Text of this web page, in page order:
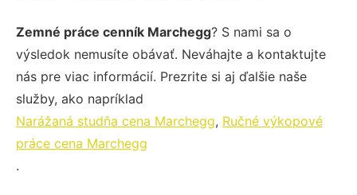
Zemné práce cenník Marchegg? S nami sa o
výsledok nemusíte obávať. Neváhajte a kontaktujte
nás pre viac informácií. Prezrite si aj ďalšie naše
služby, ako napríklad
Narážaná studňa cena Marchegg, Ručné výkopové
práce cena Marchegg
.